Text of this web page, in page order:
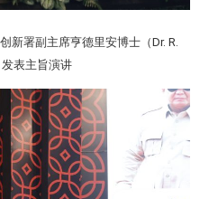
新署副主席亨德里安博士（Dr. R.
表主旨演讲